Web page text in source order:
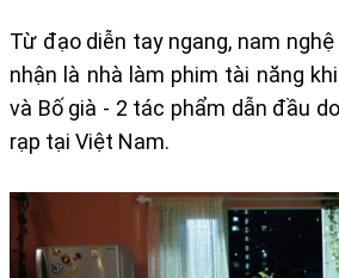
Từ đạo diễn tay ngang, nam
nhận là nhà làm phim tài năng
và Bố già - 2 tác phẩm dẫn đầu
rạp tại Việt Nam.